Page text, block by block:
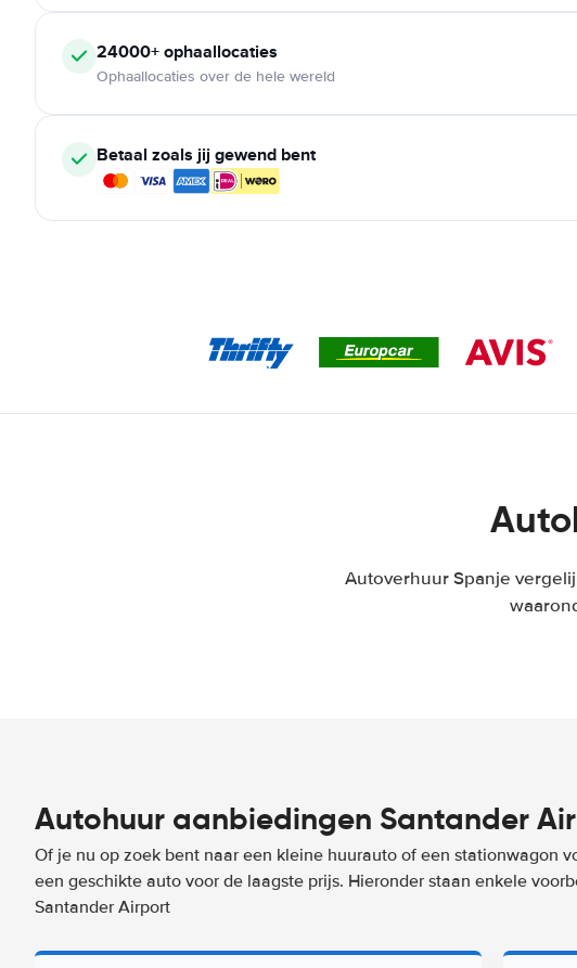
24000+ ophaallocaties
Ophaallocaties over de hele wereld
Betaal zoals jij gewend bent
Autoverhuur Spanje
Autohuur aanbiedingen Santander
Of je nu op zoek bent naar een kleine huurauto of een stationwagon
een geschikte auto voor de laagste prijs. Hieronder staan enkele
Santander Airport